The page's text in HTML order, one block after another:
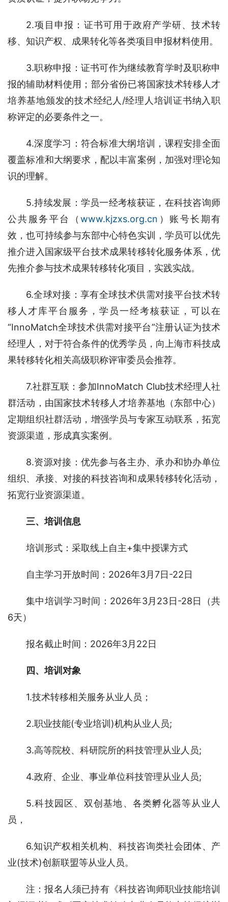
2.项目申报：证书可用于政府产学研、技术转
移、知识产权、成果转化等各类项目申报材料使用。
3.职称申报：证书可作为继续教育学时及职称申
报的辅助材料使用；部分省份已将国家技术转移人才
培养基地颁发的技术经纪人/经理人培训证书纳入职
称评定的必要条件之一。
4.深度学习：符合标准大纲培训，课程安排全面
覆盖标准和大纲要求，配以丰富案例，加强对理论知
识的理解。
5.持续发展：学员一经考核获证，在科技咨询师
公共服务平台（www.kjzxs.org.cn ）账号长期有
效，也可持续参与东部中心特色实训，学员可以优先
推介进入国家级平台技术成果转移转化服务体系，优
先推介参与技术成果转移转化项目，实践实战。
6.全球对接：享有全球技术供需对接平台技术转
移人才库平台服务，学员一经考核获证，可以在
“InnoMatch全球技术供需对接平台”注册认证为技术
经理人，对于符合条件的优秀学员，向上海市科技成
果转移转化相关高级职称评审委员会推荐。
7.社群互联：参加InnoMatch Club技术经理人社
群活动，由国家技术转移人才培养基地（东部中心）
定期组织社群活动，增强学员与专家互动联系，拓宽
资源渠道，形成真实案例。
8.资源对接：优先参与各主办、承办和协办单位
组织、承接、对接的科技咨询和成果转移转化活动，
拓宽行业资源渠道。
三、培训信息
培训形式：采取线上自主+集中授课方式
自主学习开放时间：2026年3月7日-22日
集中培训学习时间：2026年3月23日-28日（共
6天）
报名截止时间：2026年3月22日
四、培训对象
1.技术转移相关服务从业人员；
2.职业技能(专业培训)机构从业人员;
3.高等院校、科研院所的科技管理从业人员;
4.政府、企业、事业单位科技管理从业人员;
5.科技园区、双创基地、各类孵化器等从业人
员，
6.知识产权相关机构、科技咨询类社会团体、产
业(技术)创新联盟等从业人员。
注：报名人须已持有《科技咨询师职业技能培训